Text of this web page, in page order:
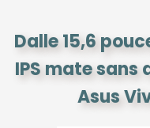
Dalle 15,6
IPS mate sans
Asus